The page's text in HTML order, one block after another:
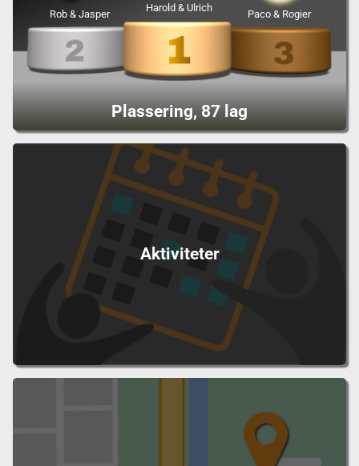
Plassering, 87 lag
Harold & Ulrich
Rob & Jasper Paco & Rogier
Aktiviteter